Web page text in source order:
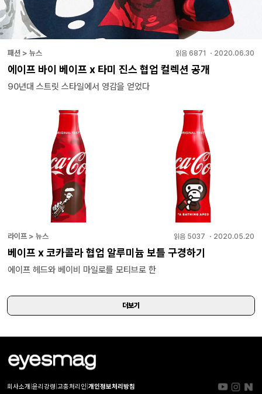
패션 > 뉴스 읽음 6871 ・ 2020.06.30
에이프 바이 베이프 x 타미 진스 협업 컬렉션 공개
90년대 스트릿 스타일에서 영감을 얻었다
라이프 > 뉴스 읽음 5037 ・ 2020.05.20
베이프 x 코카콜라 협업 알루미늄 보틀 구경하기
에이프 헤드와 베이비 마일로를 모티브로 한
더보기
회사소개 윤리강령 고충처리인 개인정보처리방침